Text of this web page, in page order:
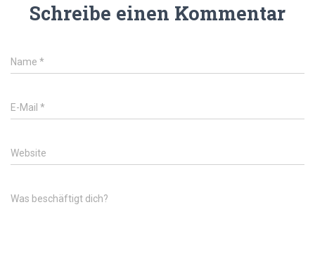
Schreibe einen Kommentar
Name *
E-Mail *
Website
Was beschäftigt dich?